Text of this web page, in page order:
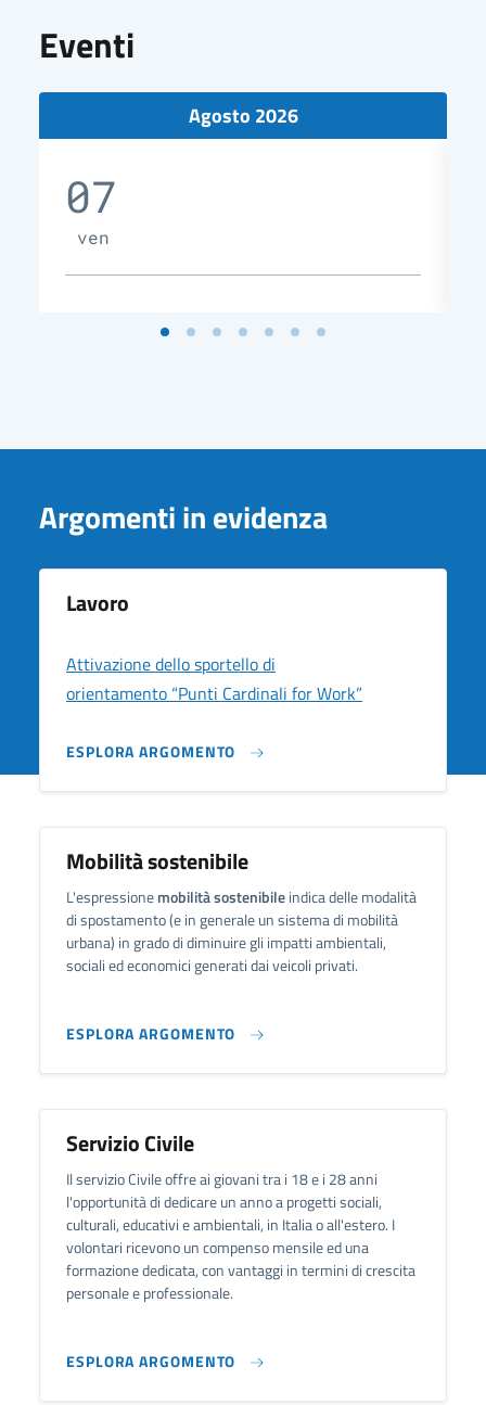
Eventi
Agosto 2026
07
ven
Argomenti in evidenza
Lavoro
Attivazione dello sportello di
orientamento “Punti Cardinali for Work”
ESPLORA ARGOMENTO
Mobilità sostenibile
L'espressionemobilità sostenibileindica delle modalità
di spostamento (e in generale un sistema di mobilità
urbana) in grado di diminuire gli impatti ambientali,
sociali ed economici generati dai veicoli privati.
ESPLORA ARGOMENTO
Servizio Civile
Il servizio Civile offre ai giovani tra i 18 e i 28 anni
l'opportunità di dedicare un anno a progetti sociali,
culturali, educativi e ambientali, in Italia o all'estero. I
volontari ricevono un compenso mensile ed una
formazione dedicata, con vantaggi in termini di crescita
personale e professionale.
ESPLORA ARGOMENTO